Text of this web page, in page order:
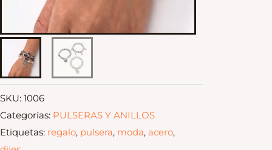
SKU: 1006
Categorías: PULSERAS Y ANILLOS
Etiquetas: regalo, pulsera, moda, acero,